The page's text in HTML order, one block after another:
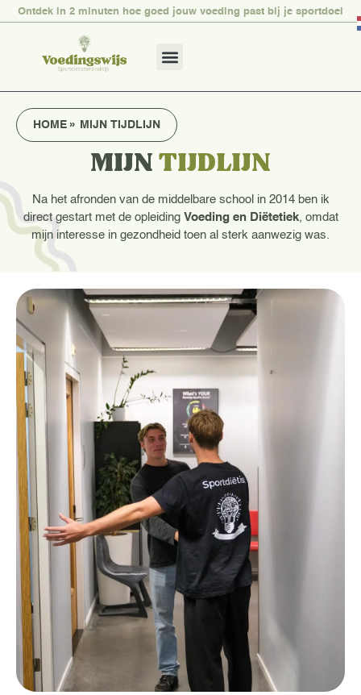
Ontdek in 2 minuten hoe goed jouw voeding past bij je sportdoel
HOME » MIJN TIJDLIJN
MIJN TIJDLIJN
Na het afronden van de middelbare school in 2014 ben ik
direct gestart met de opleiding Voeding en Diëtetiek, omdat
mijn interesse in gezondheid toen al sterk aanwezig was.